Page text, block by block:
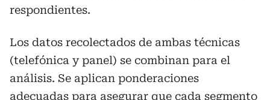
respondientes.
Los datos recolectados de ambas técnicas
(telefónica y panel) se combinan para el
análisis. Se aplican ponderaciones
adecuadas para asegurar que cada segmento